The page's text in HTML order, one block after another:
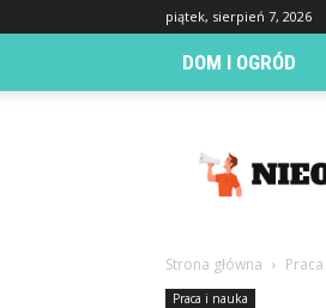
piątek, sierpień 7, 2026
DOM I OGRÓD
Strona główna
Praca i nauka